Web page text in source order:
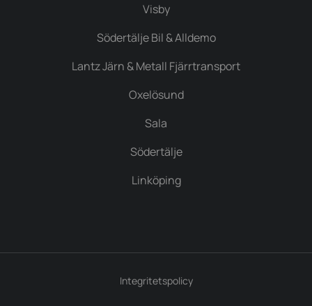
Visby
Södertälje Bil & Alldemo
Lantz Järn & Metall Fjärrtransport
Oxelösund
Sala
Södertälje
Linköping
Integritetspolicy